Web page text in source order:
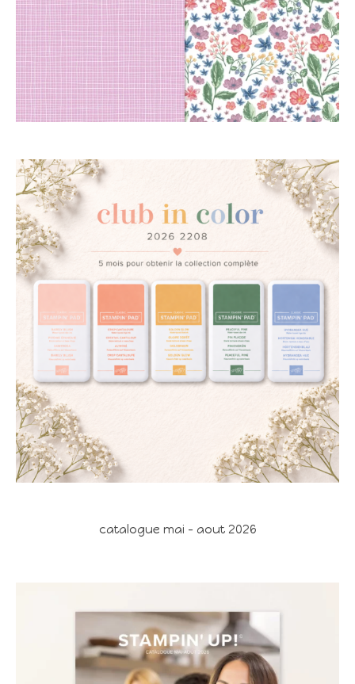
catalogue mai - aout 2026